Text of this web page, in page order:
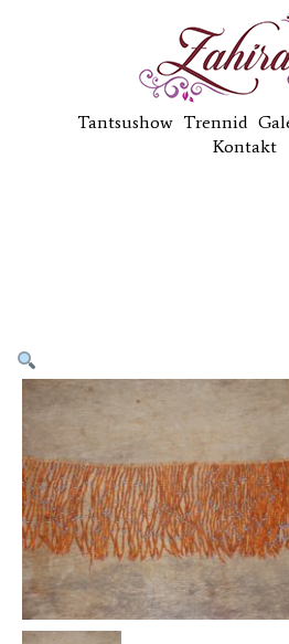
Tantsushow Trennid
Kontakt